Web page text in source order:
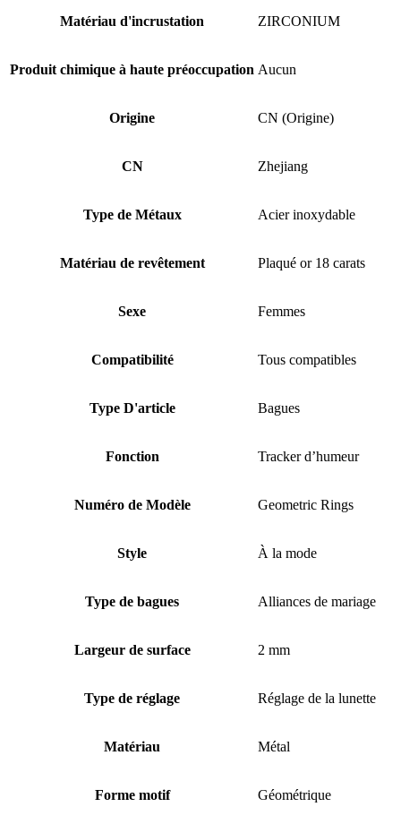
Matériau d'incrustation ZIRCONIUM
Produit chimique à haute préoccupation Aucun
Origine CN (Origine)
CN Zhejiang
Type de Métaux Acier inoxydable
Matériau de revêtement Plaqué or 18 carats
Sexe Femmes
Compatibilité Tous compatibles
Type D'article Bagues
Fonction Tracker d’humeur
Numéro de Modèle Geometric Rings
Style À la mode
Type de bagues Alliances de mariage
Largeur de surface 2 mm
Type de réglage Réglage de la lunette
Matériau Métal
Forme motif Géométrique